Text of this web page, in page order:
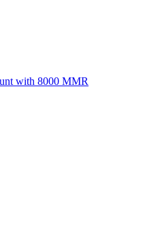
with 8000 MMR